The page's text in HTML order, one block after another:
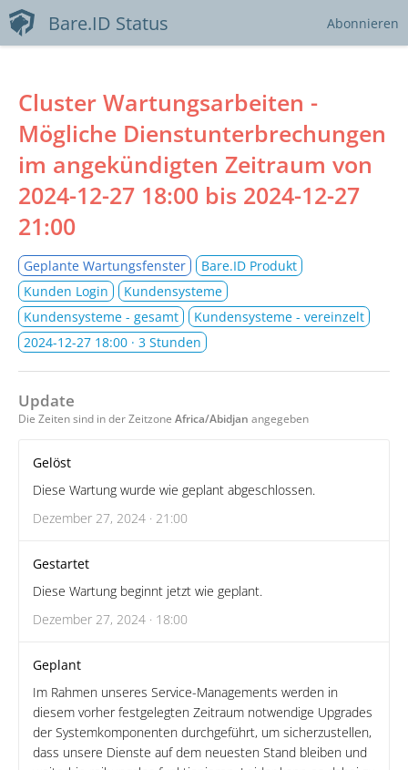
Bare.ID Status Abonnieren
Cluster Wartungsarbeiten -
Mögliche Dienstunterbrechungen
im angekündigten Zeitraum von
2024-12-27 18:00 bis 2024-12-27
21:00
Geplante Wartungsfenster
Bare.ID Produkt
Kunden Login
Kundensysteme
Kundensysteme - gesamt
Kundensysteme - vereinzelt
2024-12-27 18:00 · 3 Stunden
Update
Die Zeiten sind in der Zeitzone Africa/Abidjan angegeben
Gelöst
Diese Wartung wurde wie geplant abgeschlossen.
Dezember 27, 2024 · 21:00
Gestartet
Diese Wartung beginnt jetzt wie geplant.
Dezember 27, 2024 · 18:00
Geplant
Im Rahmen unseres Service-Managements werden in
diesem vorher festgelegten Zeitraum notwendige Upgrades
der Systemkomponenten durchgeführt, um sicherzustellen,
dass unsere Dienste auf dem neuesten Stand bleiben und